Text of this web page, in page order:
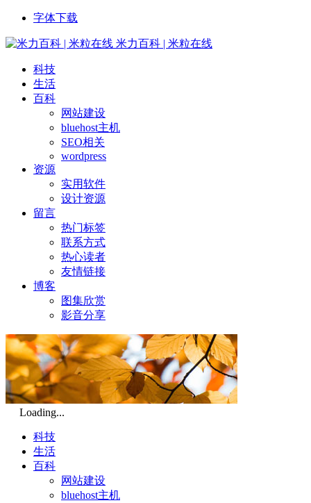
字体下载
米力百科 | 米粒在线
科技
生活
百科
网站建设
bluehost主机
SEO相关
wordpress
资源
实用软件
设计资源
留言
热门标签
联系方式
热心读者
友情链接
博客
图集欣赏
影音分享
Loading...
科技
生活
百科
网站建设
bluehost主机